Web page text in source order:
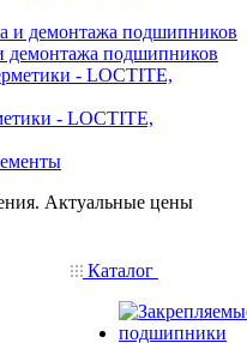
демонтажа подшипников
- LOCTITE,
Актуальные цены
Каталог